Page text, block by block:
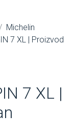
Michelin
7 XL | Proizvod
7 XL |